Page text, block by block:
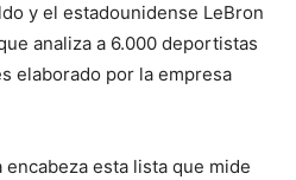
y el estadounidense LeBron
analiza a 6.000 deportistas
elaborado por la empresa
esta lista que mide